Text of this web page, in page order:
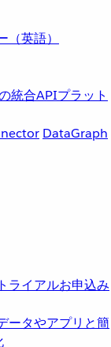
英語）
統合APIプラット
DataGraph
イアルお申込み
ータやアプリと簡